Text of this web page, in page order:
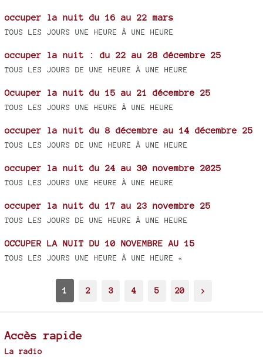
occuper la nuit du 16 au 22 mars
TOUS LES JOURS UNE HEURE À UNE HEURE
occuper la nuit : du 22 au 28 décembre 25
TOUS LES JOURS DE UNE HEURE À UNE HEURE
Ocuuper la nuit du 15 au 21 décembre 25
TOUS LES JOURS UNE HEURE À UNE HEURE
occuper la nuit du 8 décembre au 14 décembre 25
TOUS LES JOURS DE UNE HEURE À UNE HEURE
occuper la nuit du 24 au 30 novembre 2025
TOUS LES JOURS UNE HEURE À UNE HEURE
occuper la nuit du 17 au 23 novembre 25
TOUS LES JOURS DE UNE HEURE À UNE HEURE
OCCUPER LA NUIT DU 10 NOVEMBRE AU 15
TOUS LES JOURS UNE HEURE À UNE HEURE «
1 2 3 4 5 20 >
Accès rapide
La radio